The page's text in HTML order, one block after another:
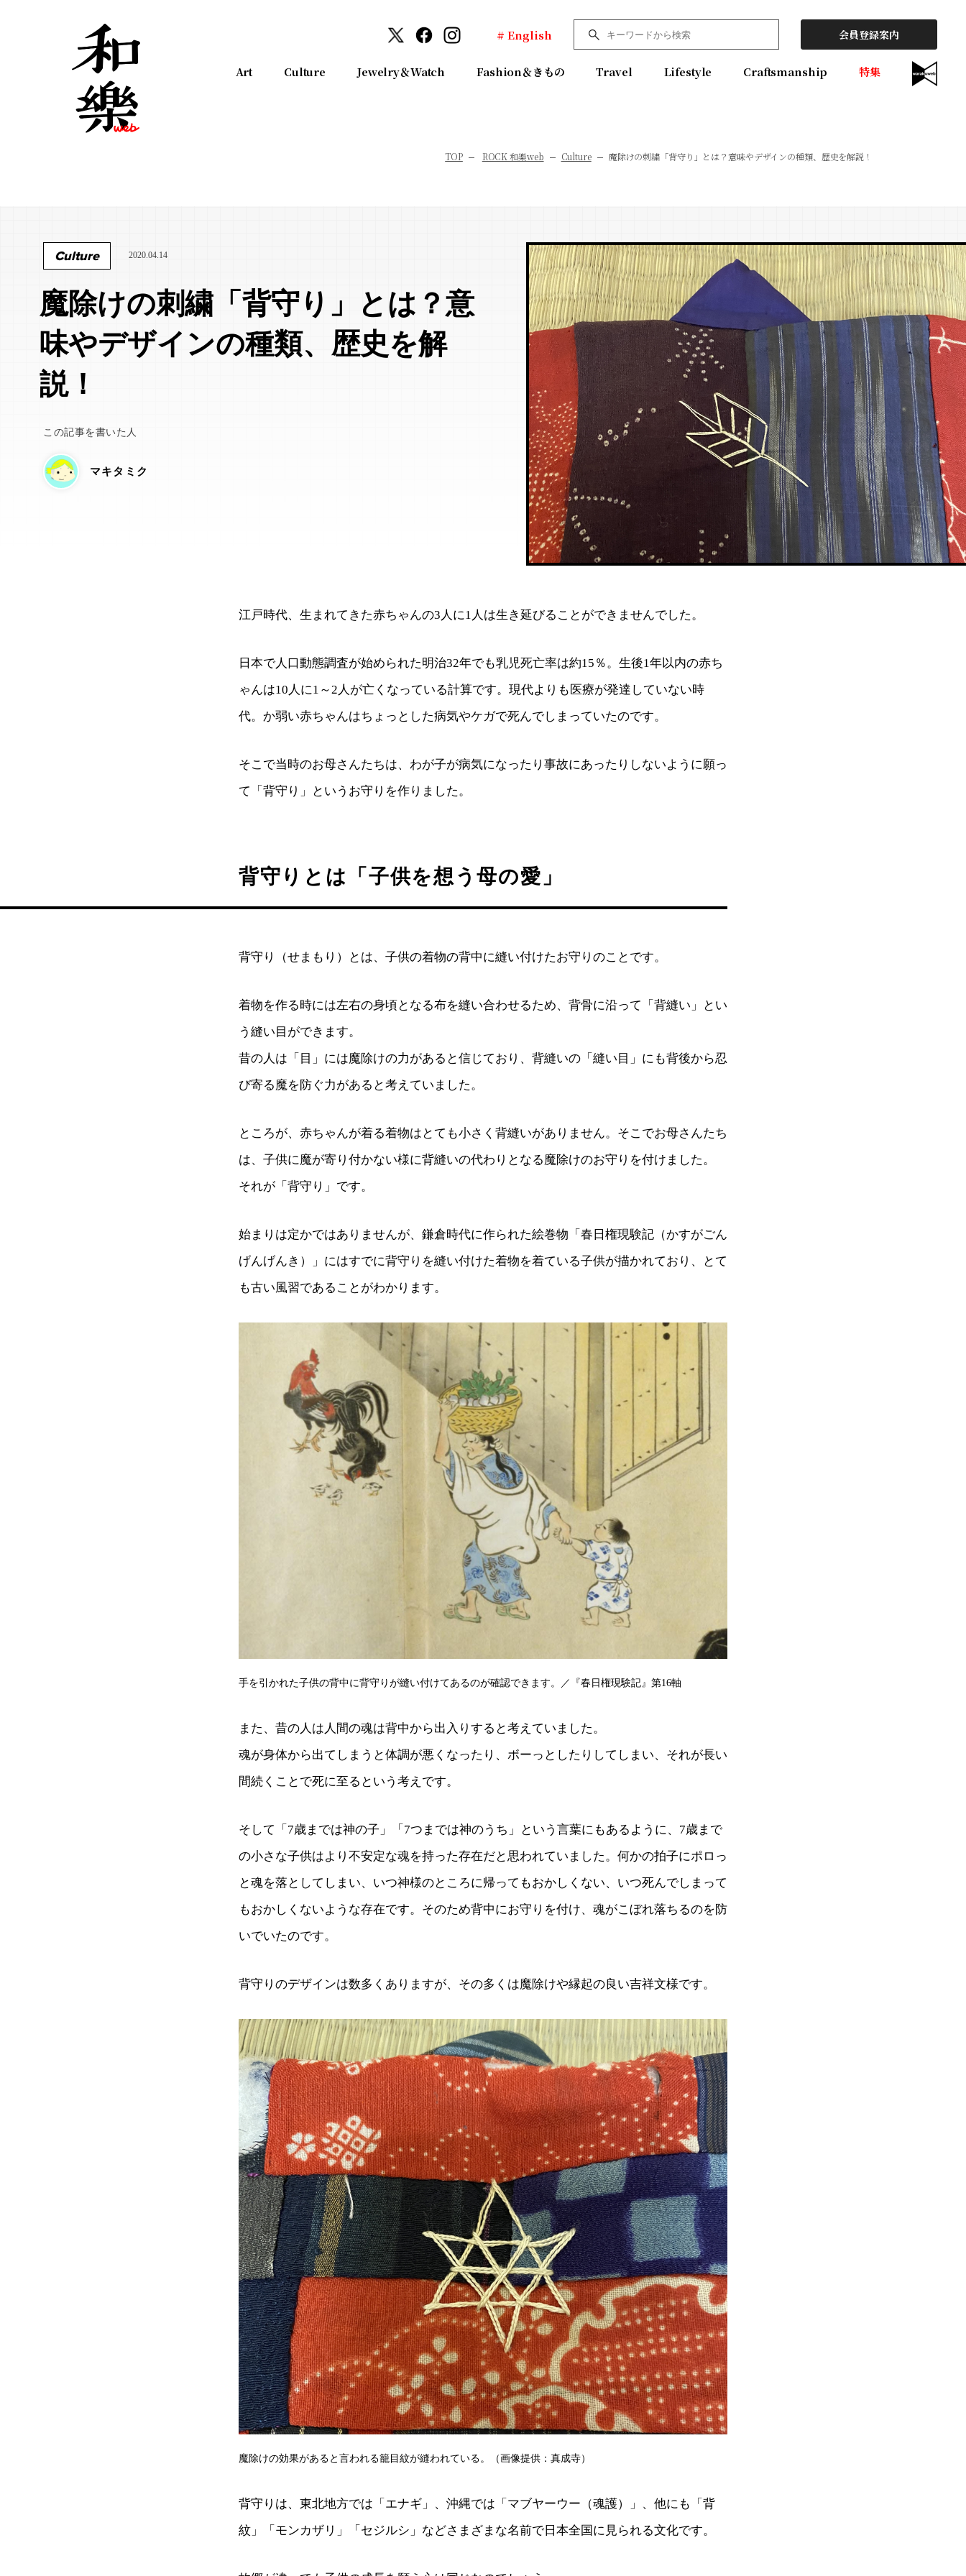
# English 会員登録案内
Art Culture Jewelry＆Watch Fashion＆きもの Travel Lifestyle Craftsmanship 特集
TOP ROCK 和樂web Culture 魔除けの刺繍「背守り」とは？意味やデザインの種類、歴史を解説！
Culture 2020.04.14
魔除けの刺繍「背守り」とは？意
味やデザインの種類、歴史を解
説！
この記事を書いた人
マキタミク
江戸時代、生まれてきた赤ちゃんの3人に1人は生き延びることができませんでした。
日本で人口動態調査が始められた明治32年でも乳児死亡率は約15％。生後1年以内の赤ち
ゃんは10人に1～2人が亡くなっている計算です。現代よりも医療が発達していない時
代。か弱い赤ちゃんはちょっとした病気やケガで死んでしまっていたのです。
そこで当時のお母さんたちは、わが子が病気になったり事故にあったりしないように願っ
て「背守り」というお守りを作りました。
背守りとは「子供を想う母の愛」
背守り（せまもり）とは、子供の着物の背中に縫い付けたお守りのことです。
着物を作る時には左右の身頃となる布を縫い合わせるため、背骨に沿って「背縫い」とい
う縫い目ができます。
昔の人は「目」には魔除けの力があると信じており、背縫いの「縫い目」にも背後から忍
び寄る魔を防ぐ力があると考えていました。
ところが、赤ちゃんが着る着物はとても小さく背縫いがありません。そこでお母さんたち
は、子供に魔が寄り付かない様に背縫いの代わりとなる魔除けのお守りを付けました。
それが「背守り」です。
始まりは定かではありませんが、鎌倉時代に作られた絵巻物「春日権現験記（かすがごん
げんげんき）」にはすでに背守りを縫い付けた着物を着ている子供が描かれており、とて
も古い風習であることがわかります。
手を引かれた子供の背中に背守りが縫い付けてあるのが確認できます。／『春日権現験記』第16軸
また、昔の人は人間の魂は背中から出入りすると考えていました。
魂が身体から出てしまうと体調が悪くなったり、ボーっとしたりしてしまい、それが長い
間続くことで死に至るという考えです。
そして「7歳までは神の子」「7つまでは神のうち」という言葉にもあるように、7歳まで
の小さな子供はより不安定な魂を持った存在だと思われていました。何かの拍子にポロっ
と魂を落としてしまい、いつ神様のところに帰ってもおかしくない、いつ死んでしまって
もおかしくないような存在です。そのため背中にお守りを付け、魂がこぼれ落ちるのを防
いでいたのです。
背守りのデザインは数多くありますが、その多くは魔除けや縁起の良い吉祥文様です。
魔除けの効果があると言われる籠目紋が縫われている。（画像提供：真成寺）
背守りは、東北地方では「エナギ」、沖縄では「マブヤーウー（魂護）」、他にも「背
紋」「モンカザリ」「セジルシ」などさまざまな名前で日本全国に見られる文化です。